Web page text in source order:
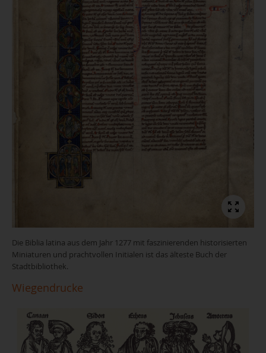
Die Biblia latina aus dem Jahr 1277 mit faszinierenden historisierten
Miniaturen und prachtvollen Initialen ist das älteste Buch der
Stadtbibliothek.
Wiegendrucke